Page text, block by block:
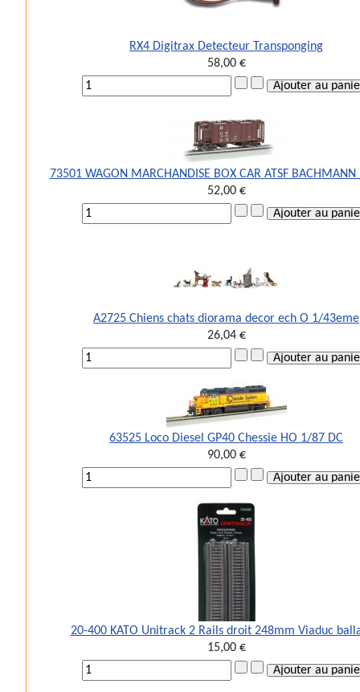
RX4 Digitrax Detecteur Transponging
58,00 €
73501 WAGON MARCHANDISE BOX CAR ATSF
52,00 €
A2725 Chiens chats diorama decor ech O 1/43eme
26,04 €
63525 Loco Diesel GP40 Chessie HO 1/87 DC
90,00 €
20-400 KATO Unitrack 2 Rails droit 248mm Viaduc
15,00 €